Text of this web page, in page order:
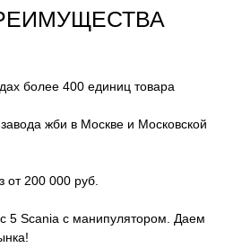
более 400 единиц товара
жби в Москве и Московской
от 200 000 руб.
5 Scania с манипулятором. Даем